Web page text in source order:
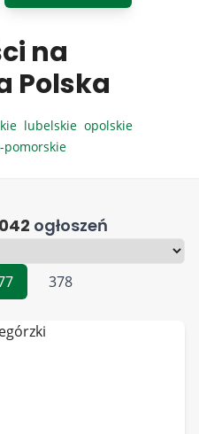
na
Polska
lubelskie opolskie
pomorskie
ogłoszeń
378